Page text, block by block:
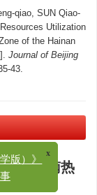
qiao, SUN Qiao-
Utilization
of the Hainan
Journal of Beijing
43.
以海南热
版）》